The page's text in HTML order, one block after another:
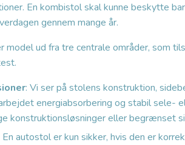
En kombistol skal kunne beskytte
gennem mange år.
model ud fra tre centrale områder, som
: Vi ser på stolens konstruktion,
energiabsorbering og stabil sele-
konstruktionsløsninger eller begrænset
En autostol er kun sikker, hvis den er